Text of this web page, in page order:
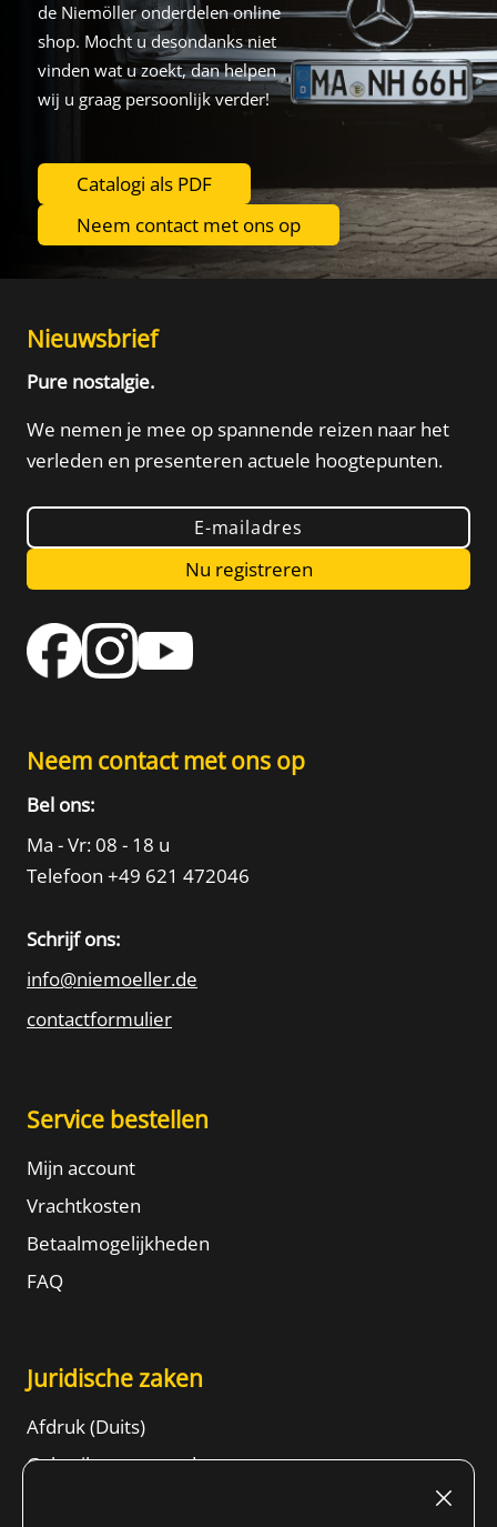
de Niemöller onderdelen online
shop. Mocht u desondanks niet
vinden wat u zoekt, dan helpen
wij u graag persoonlijk verder!
Catalogi als PDF
Neem contact met ons op
Nieuwsbrief
Pure nostalgie.
We nemen je mee op spannende reizen naar het
verleden en presenteren actuele hoogtepunten.
E-mailadres
Nu registreren
Neem contact met ons op
Bel ons:
Ma - Vr: 08 - 18 u
Telefoon +49 621 472046
Schrijf ons:
info@niemoeller.de
contactformulier
Service bestellen
Mijn account
Vrachtkosten
Betaalmogelijkheden
FAQ
Juridische zaken
Afdruk (Duits)
Gebruiksvoorwaarden